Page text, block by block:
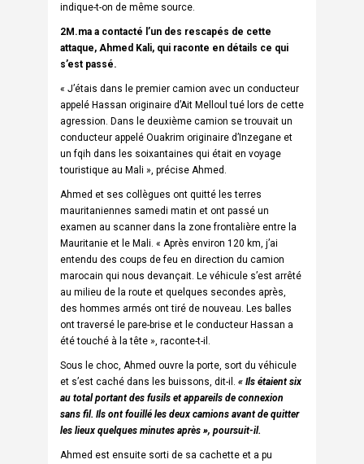
indique-t-on de même source.
2M.ma a contacté l’un des rescapés de cette
attaque, Ahmed Kali, qui raconte en détails ce qui
s’est passé.
« J’étais dans le premier camion avec un conducteur
appelé Hassan originaire d’Ait Melloul tué lors de cette
agression. Dans le deuxième camion se trouvait un
conducteur appelé Ouakrim originaire d’Inzegane et
un fqih dans les soixantaines qui était en voyage
touristique au Mali », précise Ahmed.
Ahmed et ses collègues ont quitté les terres
mauritaniennes samedi matin et ont passé un
examen au scanner dans la zone frontalière entre la
Mauritanie et le Mali. « Après environ 120 km, j’ai
entendu des coups de feu en direction du camion
marocain qui nous devançait. Le véhicule s’est arrêté
au milieu de la route et quelques secondes après,
des hommes armés ont tiré de nouveau. Les balles
ont traversé le pare-brise et le conducteur Hassan a
été touché à la tête », raconte-t-il.
Sous le choc, Ahmed ouvre la porte, sort du véhicule
et s’est caché dans les buissons, dit-il. « Ils étaient six
au total portant des fusils et appareils de connexion
sans fil. Ils ont fouillé les deux camions avant de quitter
les lieux quelques minutes après », poursuit-il.
Ahmed est ensuite sorti de sa cachette et a pu